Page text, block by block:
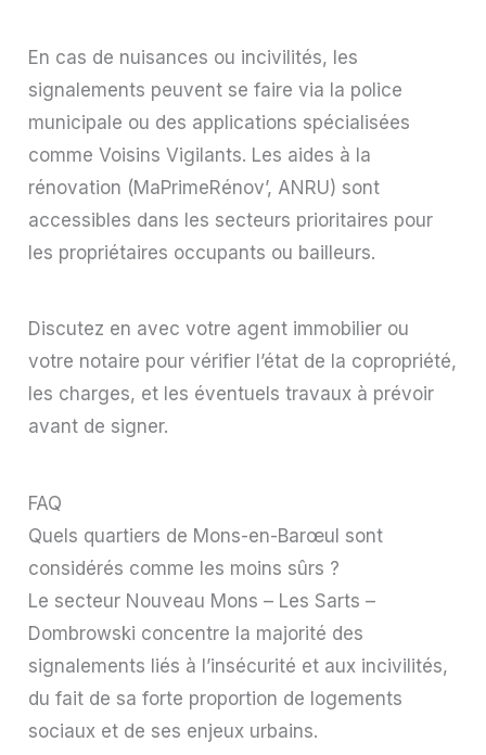
En cas de nuisances ou incivilités, les
signalements peuvent se faire via la police
municipale ou des applications spécialisées
comme Voisins Vigilants. Les aides à la
rénovation (MaPrimeRénov’, ANRU) sont
accessibles dans les secteurs prioritaires pour
les propriétaires occupants ou bailleurs.
Discutez en avec votre agent immobilier ou
votre notaire pour vérifier l’état de la copropriété,
les charges, et les éventuels travaux à prévoir
avant de signer.
FAQ
Quels quartiers de Mons-en-Barœul sont
considérés comme les moins sûrs ?
Le secteur Nouveau Mons – Les Sarts –
Dombrowski concentre la majorité des
signalements liés à l’insécurité et aux incivilités,
du fait de sa forte proportion de logements
sociaux et de ses enjeux urbains.